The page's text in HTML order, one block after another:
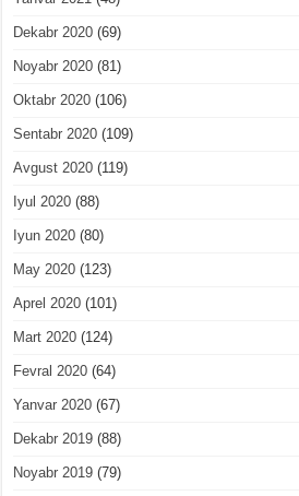
Dekabr 2020 (69)
Noyabr 2020 (81)
Oktabr 2020 (106)
Sentabr 2020 (109)
Avgust 2020 (119)
Iyul 2020 (88)
Iyun 2020 (80)
May 2020 (123)
Aprel 2020 (101)
Mart 2020 (124)
Fevral 2020 (64)
Yanvar 2020 (67)
Dekabr 2019 (88)
Noyabr 2019 (79)